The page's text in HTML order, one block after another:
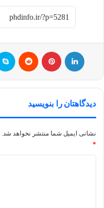
دیدگاهتان را بنویسید
نشانی ایمیل شما منتشر نخواهد شد.
*